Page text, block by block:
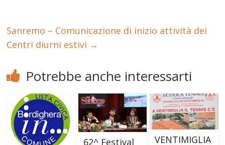
Sanremo – Comunicazione di inizio attività dei
Centri diurni estivi →
Potrebbe anche interessarti
62^ Festival
VENTIMIGLIA